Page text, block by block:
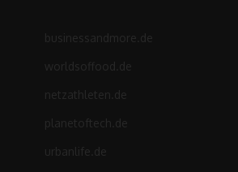
businessandmore.de
worldsoffood.de
netzathleten.de
planetoftech.de
urbanlife.de